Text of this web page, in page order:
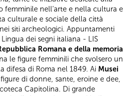
femminile nell’arte e nella cultura e
culturale e sociale della città
siti archeologici. Appuntamenti
dei segni italiana - LIS
Romana e della memoria
le figure femminili che svolsero un
difesa di Roma nel 1849. Ai Musei
di donne, sante, eroine e dee,
Capitolina. Di grande